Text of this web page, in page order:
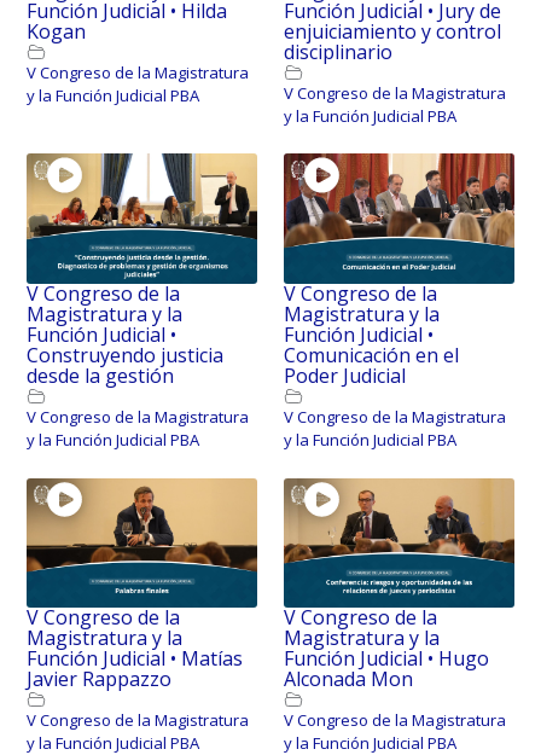
Función Judicial • Hilda
Kogan
V Congreso de la Magistratura
y la Función Judicial PBA
Función Judicial • Jury de
enjuiciamiento y control
disciplinario
V Congreso de la Magistratura
y la Función Judicial PBA
V Congreso de la
Magistratura y la
Función Judicial •
Construyendo justicia
desde la gestión
V Congreso de la Magistratura
y la Función Judicial PBA
V Congreso de la
Magistratura y la
Función Judicial •
Comunicación en el
Poder Judicial
V Congreso de la Magistratura
y la Función Judicial PBA
V Congreso de la
Magistratura y la
Función Judicial • Matías
Javier Rappazzo
V Congreso de la Magistratura
y la Función Judicial PBA
V Congreso de la
Magistratura y la
Función Judicial • Hugo
Alconada Mon
V Congreso de la Magistratura
y la Función Judicial PBA